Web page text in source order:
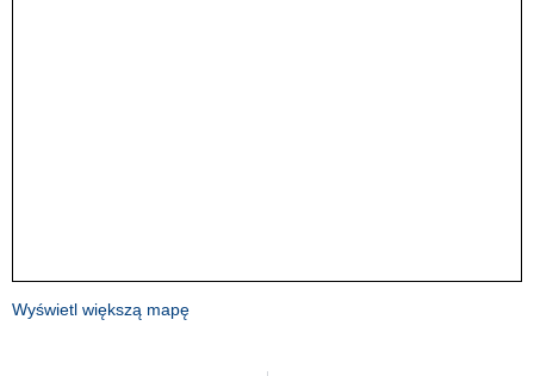
Wyświetl większą mapę